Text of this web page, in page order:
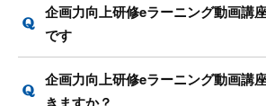
企画力向上研修eラーニング動画講
です
企画力向上研修eラーニング動画講
きますか？